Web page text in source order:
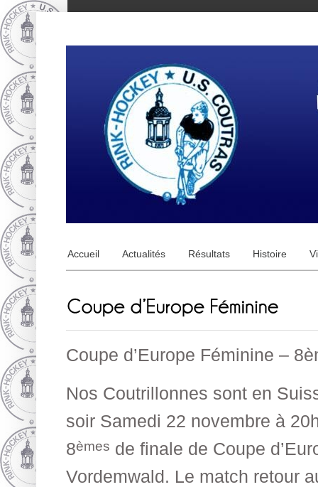
Accueil Actualités Résultats Histoire
Coupe d’Europe Féminine –
Nos Coutrillonnes sont en
soir Samedi 22 novembre à
8èmes de finale de Coupe
Vordemwald. Le match retour